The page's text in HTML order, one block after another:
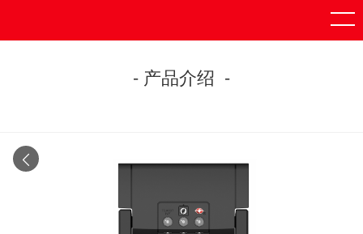
- 产品介绍 -